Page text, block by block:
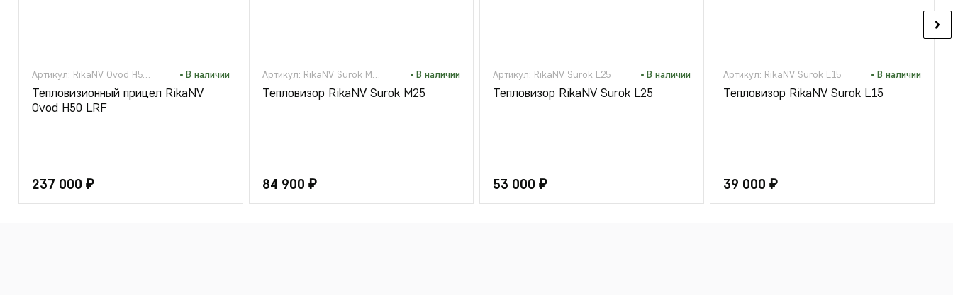
Артикул: RikaNV Ovod H50 LRF В наличии
Тепловизионный прицел RikaNV
Ovod H50 LRF
237 000 ₽
Артикул: RikaNV Surok M25 В наличии
Тепловизор RikaNV Surok M25
84 900 ₽
Артикул: RikaNV Surok L25 В наличии
Тепловизор RikaNV Surok L25
53 000 ₽
Артикул: RikaNV Surok L15 В наличии
Тепловизор RikaNV Surok L15
39 000 ₽